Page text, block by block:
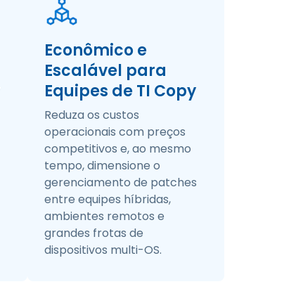
Econômico e
Escalável para
Equipes de TI Copy
Reduza os custos
operacionais com preços
competitivos e, ao mesmo
tempo, dimensione o
gerenciamento de patches
entre equipes híbridas,
ambientes remotos e
grandes frotas de
dispositivos multi-OS.